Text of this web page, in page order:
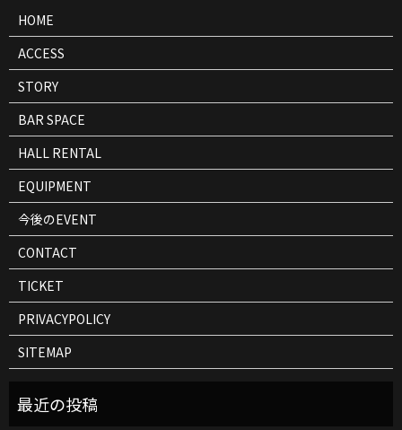
HOME
ACCESS
STORY
BAR SPACE
HALL RENTAL
EQUIPMENT
今後のEVENT
CONTACT
TICKET
PRIVACYPOLICY
SITEMAP